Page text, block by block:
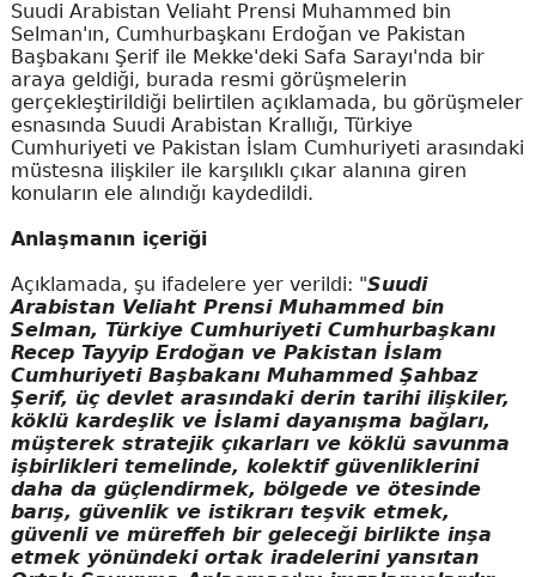
Suudi Arabistan Veliaht Prensi Muhammed bin
Selman'ın, Cumhurbaşkanı Erdoğan ve Pakistan
Başbakanı Şerif ile Mekke'deki Safa Sarayı'nda bir
araya geldiği, burada resmi görüşmelerin
gerçekleştirildiği belirtilen açıklamada, bu görüşmeler
esnasında Suudi Arabistan Krallığı, Türkiye
Cumhuriyeti ve Pakistan İslam Cumhuriyeti arasındaki
müstesna ilişkiler ile karşılıklı çıkar alanına giren
konuların ele alındığı kaydedildi.
Anlaşmanın içeriği
Açıklamada, şu ifadelere yer verildi: "Suudi
Arabistan Veliaht Prensi Muhammed bin
Selman, Türkiye Cumhuriyeti Cumhurbaşkanı
Recep Tayyip Erdoğan ve Pakistan İslam
Cumhuriyeti Başbakanı Muhammed Şahbaz
Şerif, üç devlet arasındaki derin tarihi ilişkiler,
köklü kardeşlik ve İslami dayanışma bağları,
müşterek stratejik çıkarları ve köklü savunma
işbirlikleri temelinde, kolektif güvenliklerini
daha da güçlendirmek, bölgede ve ötesinde
barış, güvenlik ve istikrarı teşvik etmek,
güvenli ve müreffeh bir geleceği birlikte inşa
etmek yönündeki ortak iradelerini yansıtan